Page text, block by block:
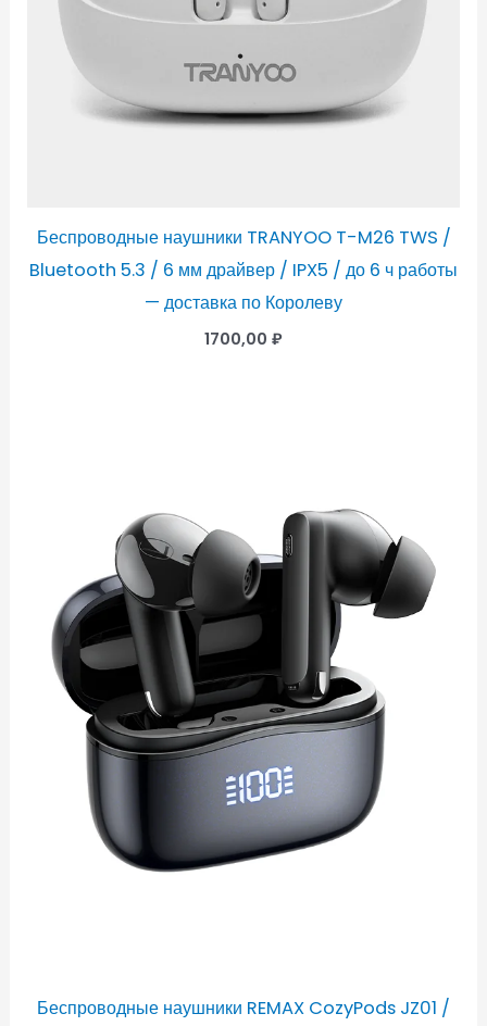
Беспроводные наушники TRANYOO T-M26 TWS /
Bluetooth 5.3 / 6 мм драйвер / IPX5 / до 6 ч работы
— доставка по Королеву
1700,00 ₽
Беспроводные наушники REMAX CozyPods JZ01 /